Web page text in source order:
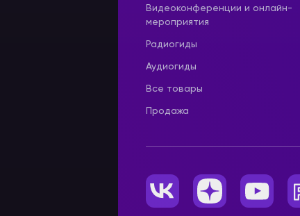
Видеоконференции и онлайн-
мероприятия
Радиогиды
Аудиогиды
Все товары
Продажа